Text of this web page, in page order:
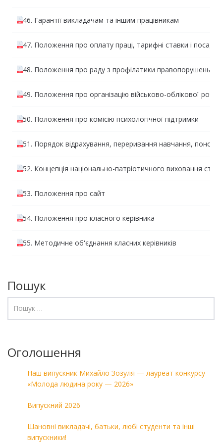
46. Гарантії викладачам та іншим працівникам
47. Положення про оплату праці, тарифні ставки і
48. Положення про раду з профілатики правопорушень
49. Положення про організацію військово-облікової
50. Положення про комісію психологічної підтримки
51. Порядок відрахування, переривання навчання,
52. Концепція національно-патріотичного виховання
53. Положення про сайт
54. Положення про класного керівника
55. Методичне об'єднання класних керівників
Пошук
Оголошення
Наш випускник Михайло Зозуля — лауреат конкурсу
«Молода людина року — 2026»
Випускний 2026
Шановні викладачі, батьки, любі студенти та інші
випускники!